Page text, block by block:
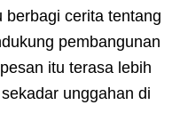
berbagi cerita tentang
pembangunan
itu terasa lebih
unggahan di